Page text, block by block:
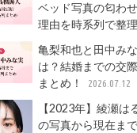
ベッド写真の匂わ
理由を時系列で整理
亀梨和也と田中み
は？結婚までの交
まとめ！
2026.07.12
【2023年】綾瀬は
の写真から現在ま